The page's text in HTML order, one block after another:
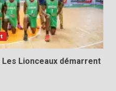
Lionceaux démarrent